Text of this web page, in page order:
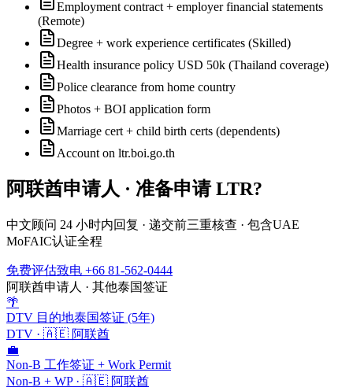
Employment contract + employer financial statements
(Remote)
Degree + work experience certificates (Skilled)
Health insurance policy USD 50k (Thailand coverage)
Police clearance from home country
Photos + BOI application form
Marriage cert + child birth certs (dependents)
Account on ltr.boi.go.th
阿联酋申请人 · 准备申请LTR?
中文顾问 24 小时内回复 · 递交前三重核查 · 包含UAE
MoFAIC认证全程
免费评估致电 +66 81-562-0444
阿联酋申请人 · 其他泰国签证
🌴
DTV 目的地泰国签证 (5年)
DTV · 🇦🇪 阿联酋
💼
Non-B 工作签证 + Work Permit
Non-B + WP· 🇦🇪 阿联酋